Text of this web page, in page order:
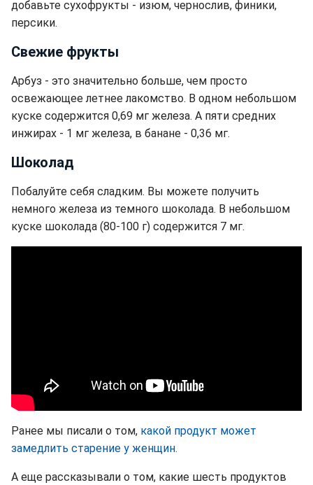
добавьте сухофрукты - изюм, чернослив, финики,
персики.
Свежие фрукты
Арбуз - это значительно больше, чем просто
освежающее летнее лакомство. В одном небольшом
куске содержится 0,69 мг железа. А пяти средних
инжирах - 1 мг железа, в банане - 0,36 мг.
Шоколад
Побалуйте себя сладким. Вы можете получить
немного железа из темного шоколада. В небольшом
куске шоколада (80-100 г) содержится 7 мг.
Ранее мы писали о том, какой продукт может
замедлить старение у женщин.
А еще рассказывали о том, какие шесть продуктов